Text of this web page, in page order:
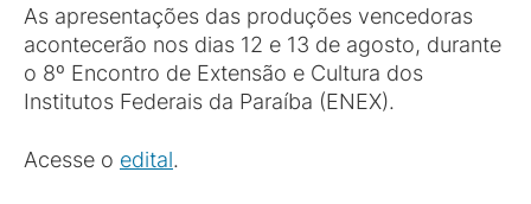
As apresentações das produções vencedoras
acontecerão nos dias 12 e 13 de agosto, durante
o 8º Encontro de Extensão e Cultura dos
Institutos Federais da Paraíba (ENEX).
Acesse o edital.